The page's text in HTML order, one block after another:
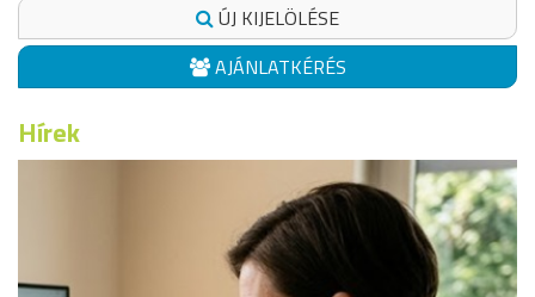
ÚJ KIJELÖLÉSE
AJÁNLATKÉRÉS
Hírek